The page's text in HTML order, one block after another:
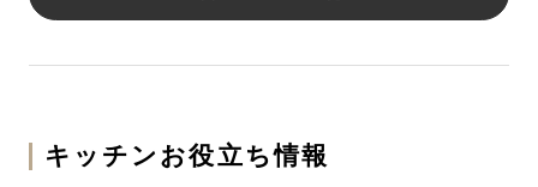
キッチンお役立ち情報